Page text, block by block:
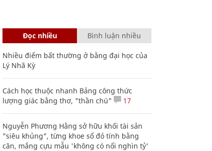
Đọc nhiều Bình luận nhiều
Nhiều điểm bất thường ở bằng đại học của
Lý Nhã Kỳ
Cách học thuộc nhanh Bảng công thức
lượng giác bằng thơ, "thần chú"
17
Nguyễn Phương Hằng sở hữu khối tài sản
"siêu khủng", từng khoe sổ đỏ tính bằng
cân, mắng cựu mẫu 'không có nổi nghìn tỷ'